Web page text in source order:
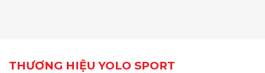
THƯƠNG HIỆU YOLO SPORT